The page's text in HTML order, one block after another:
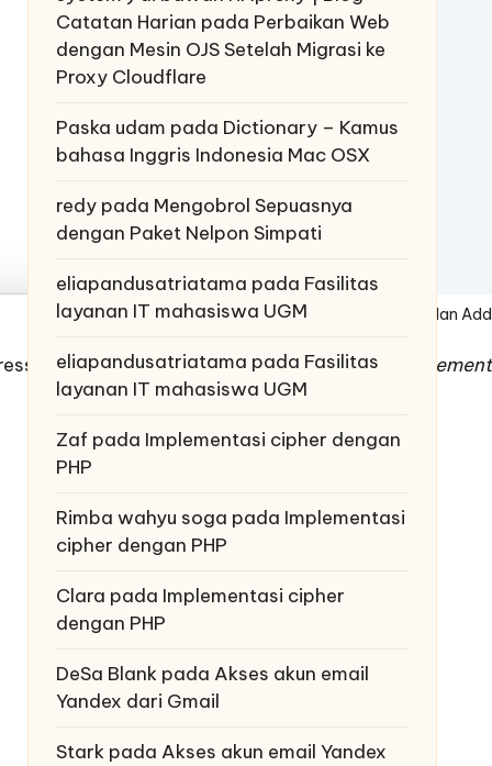
Tampilan
denganJetpack-nya. Mulai dari
Catatan Harian pada Perbaikan Web
dengan Mesin OJS Setelah Migrasi ke
Proxy Cloudflare
Paska udam pada Dictionary – Kamus
bahasa Inggris Indonesia Mac OSX
redypada Mengobrol Sepuasnya
dengan Paket Nelpon Simpati
eliapandusatriatama pada Fasilitas
layanan IT mahasiswa UGM
eliapandusatriatama pada Fasilitas
layanan IT mahasiswa UGM
Zaf pada Implementasi cipher dengan
PHP
Rimba wahyu soga pada Implementasi
cipher dengan PHP
Clara pada Implementasi cipher
dengan PHP
DeSa Blankpada Akses akun email
Yandex dari Gmail
Starkpada Akses akun email Yandex